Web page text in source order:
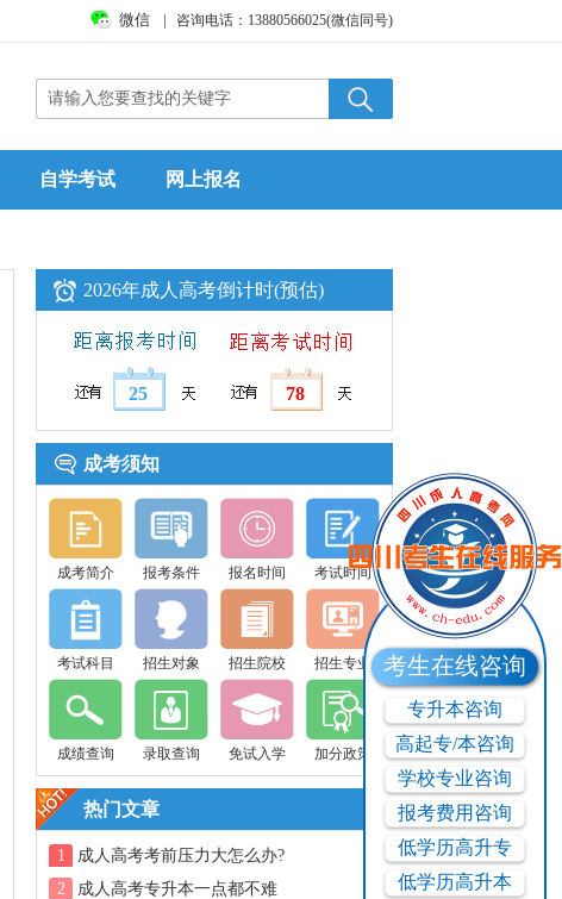
考生在线咨询
专升本咨询
高起专/本咨询
学校专业咨询
报考费用咨询
低学历高升专
低学历高升本
微信 | 咨询电话：13880566025(微信同号)
自学考试 网上报名
2026年成人高考倒计时(预估)
25 78
成考须知
成考简介 报考条件 报名时间 考试时间
考试科目 招生对象 招生院校 招生专业
成绩查询 录取查询 免试入学 加分政策
热门文章
1
成人高考考前压力大怎么办?
2
成人高考专升本一点都不难